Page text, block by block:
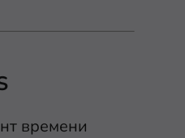
времени